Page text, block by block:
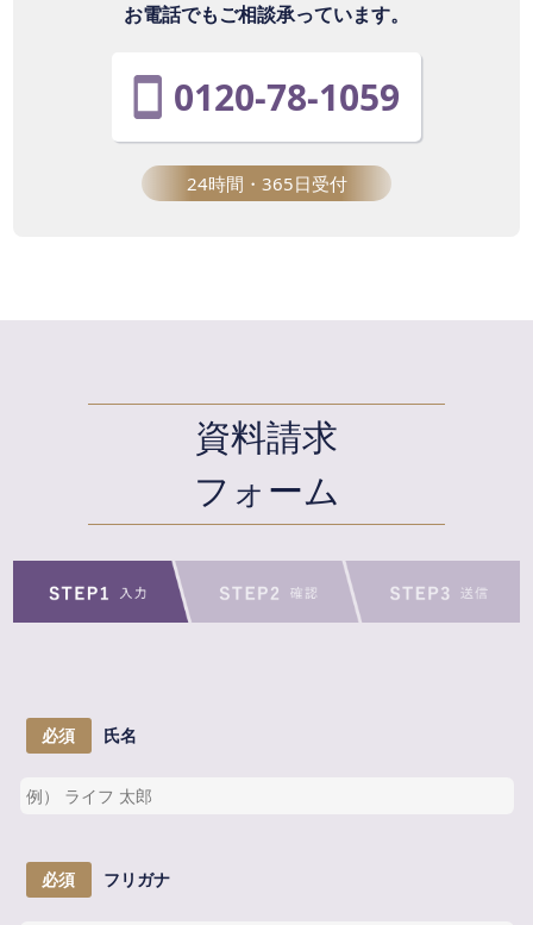
お電話でもご相談承っています。
0120-78-1059
24時間・365日受付
資料請求
フォーム
必須 氏名
必須 フリガナ